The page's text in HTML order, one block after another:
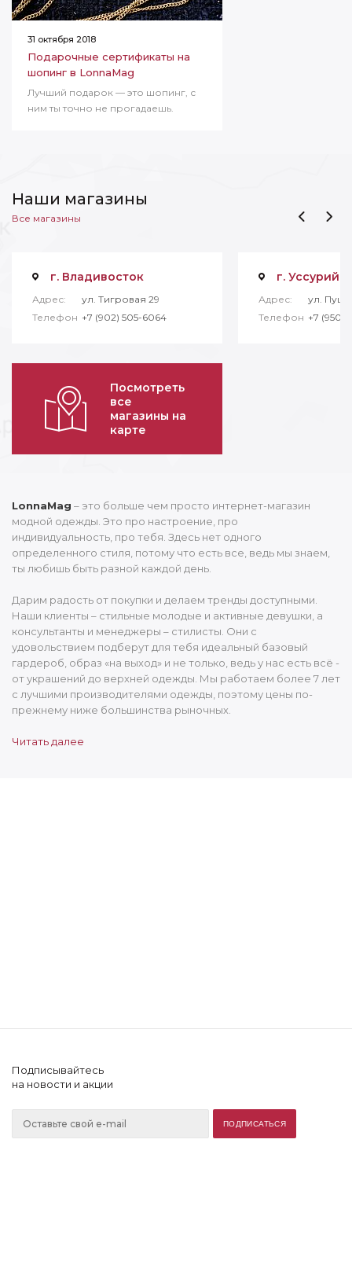
31 октября 2018
Подарочные сертификаты на
шопинг в LonnaMag
Лучший подарок — это шопинг, с
ним ты точно не прогадаешь.
Наши магазины
Все магазины
г. Владивосток
Адрес:
ул. Тигровая 29
Телефон +7 (902) 505-6064
г.
Адрес:
ул.
Телефон +7 (950)
Посмотреть
все
магазины на
карте
LonnaMag – это больше чем просто интернет-магазин
модной одежды. Это про настроение, про
индивидуальность, про тебя. Здесь нет одного
определенного стиля, потому что есть все, ведь мы знаем,
ты любишь быть разной каждой день.
Дарим радость от покупки и делаем тренды доступными.
Наши клиенты – стильные молодые и активные девушки, а
консультанты и менеджеры – стилисты. Они с
удовольствием подберут для тебя идеальный базовый
гардероб, образ «на выход» и не только, ведь у нас есть всё -
от украшений до верхней одежды. Мы работаем более 7 лет
с лучшими производителями одежды, поэтому цены по-
прежнему ниже большинства рыночных.
Читать далее
Подписывайтесь
на новости и акции